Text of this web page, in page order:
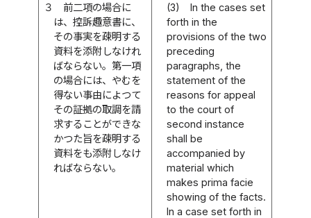
３
前二項の場合に
は、控訴趣意書に、
その事実を疎明する
資料を添附しなけれ
ばならない。第一項
の場合には、やむを
得ない事由によつて
その証拠の取調を請
求することができな
かつた旨を疎明する
資料をも添附しなけ
ればならない。
(3)
In the cases set
forth in the
provisions of the two
preceding
paragraphs, the
statement of the
reasons for appeal
to the court of
second instance
shall be
accompanied by
material which
makes prima facie
showing of the facts.
In a case set forth in